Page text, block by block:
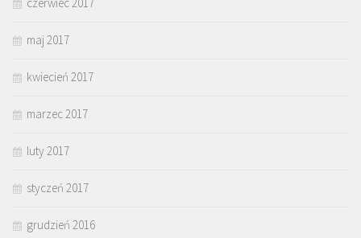
maj 2017
kwiecień 2017
marzec 2017
luty 2017
styczeń 2017
grudzień 2016